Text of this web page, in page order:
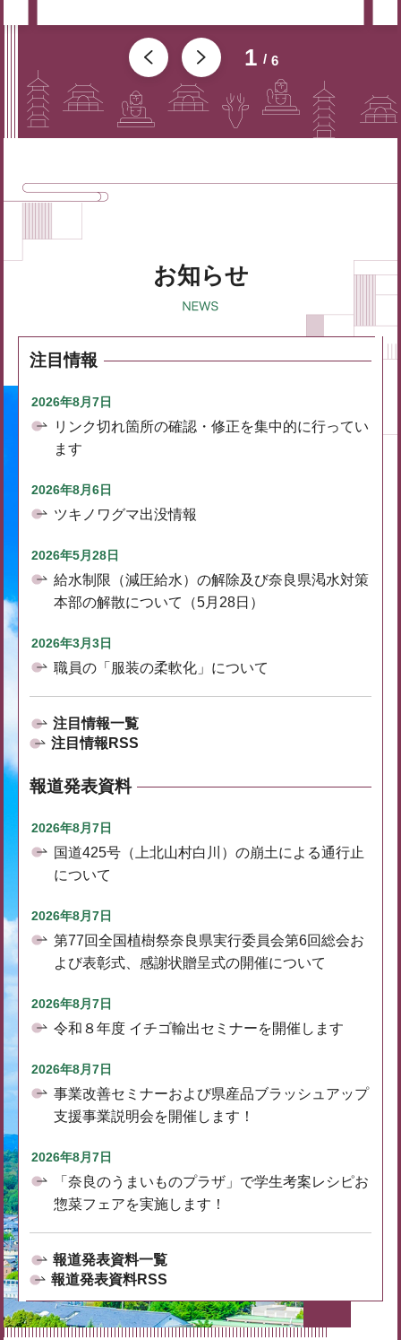
1 6
お知らせ
注目情報
2026年8月7日
リンク切れ箇所の確認・修正を集中的に行ってい
ます
2026年8月6日
ツキノワグマ出没情報
2026年5月28日
給水制限（減圧給水）の解除及び奈良県渇水対策
本部の解散について（5月28日）
2026年3月3日
職員の「服装の柔軟化」について
注目情報一覧
注目情報RSS
報道発表資料
2026年8月7日
国道425号（上北山村白川）の崩土による通行止
について
2026年8月7日
第77回全国植樹祭奈良県実行委員会第6回総会お
よび表彰式、感謝状贈呈式の開催について
2026年8月7日
令和８年度 イチゴ輸出セミナーを開催します
2026年8月7日
事業改善セミナーおよび県産品ブラッシュアップ
支援事業説明会を開催します！
2026年8月7日
「奈良のうまいものプラザ」で学生考案レシピお
惣菜フェアを実施します！
報道発表資料一覧
報道発表資料RSS